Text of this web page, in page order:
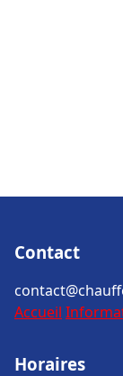
Contact
Accueil
Horaires